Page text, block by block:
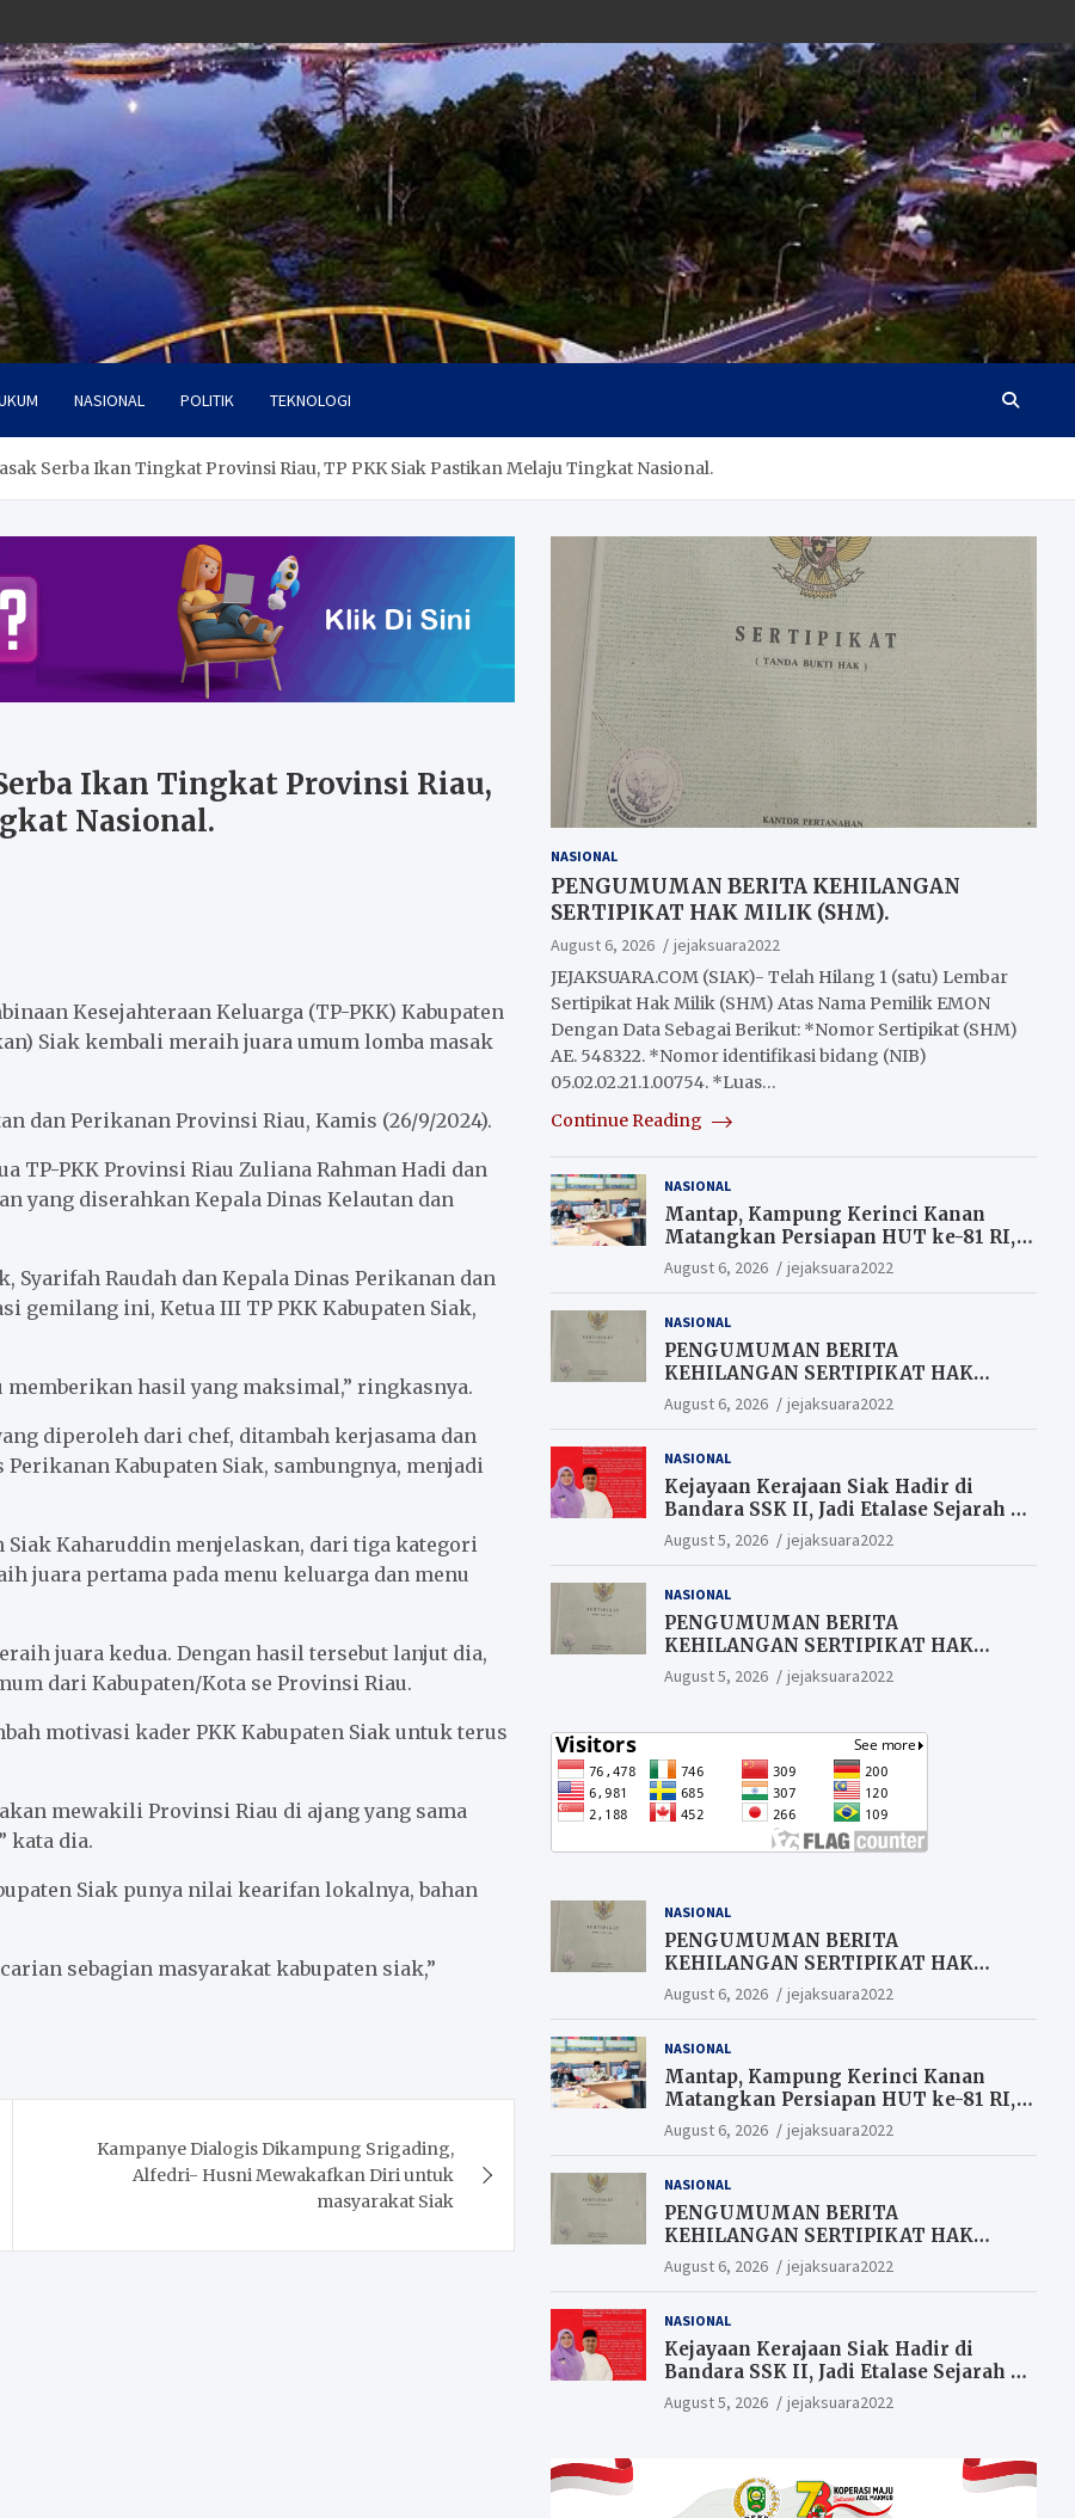
NASIONAL POLITIK TEKNOLOGI
Serba Ikan Tingkat Provinsi Riau, TP PKK Siak Pastikan Melaju Tingkat Nasional.
Ikan Tingkat Provinsi Riau,
Nasional.
Kesejahteraan Keluarga (TP-PKK) Kabupaten
Siak kembali meraih juara umum lomba masak
dan Perikanan Provinsi Riau, Kamis (26/9/2024).
TP-PKK Provinsi Riau Zuliana Rahman Hadi dan
yang diserahkan Kepala Dinas Kelautan dan
Syarifah Raudah dan Kepala Dinas Perikanan dan
gemilang ini, Ketua III TP PKK Kabupaten Siak,
hasil yang maksimal,” ringkasnya.
diperoleh dari chef, ditambah kerjasama dan
Kabupaten Siak, sambungnya, menjadi
Siak Kaharuddin menjelaskan, dari tiga kategori
juara pertama pada menu keluarga dan menu
juara kedua. Dengan hasil tersebut lanjut dia,
dari Kabupaten/Kota se Provinsi Riau.
motivasi kader PKK Kabupaten Siak untuk terus
mewakili Provinsi Riau di ajang yang sama
kata dia.
Siak punya nilai kearifan lokalnya, bahan
sebagian masyarakat kabupaten siak,”
Kampanye Dialogis Dikampung Srigading,
Alfedri- Husni Mewakafkan Diri untuk
masyarakat Siak
NASIONAL
PENGUMUMAN BERITA KEHILANGAN
SERTIPIKAT HAK MILIK (SHM).
August 6, 2026
jejaksuara2022
JEJAKSUARA.COM (SIAK)- Telah Hilang 1 (satu) Lembar
Sertipikat Hak Milik (SHM) Atas Nama Pemilik EMON
Dengan Data Sebagai Berikut: *Nomor Sertipikat (SHM)
AE. 548322. *Nomor identifikasi bidang (NIB)
05.02.02.21.1.00754. *Luas…
Continue Reading
NASIONAL
Mantap, Kampung Kerinci Kanan
Matangkan Persiapan HUT ke-81 RI,
Warga yang ikut Upacara
Berkesempatan Raih Hadiah
August 6, 2026 jejaksuara2022
NASIONAL
PENGUMUMAN BERITA
KEHILANGAN SERTIPIKAT HAK
MILIK (SHM).
August 6, 2026 jejaksuara2022
NASIONAL
Kejayaan Kerajaan Siak Hadir di
Bandara SSK II, Jadi Etalase Sejarah di
Gerbang Riau
August 5, 2026 jejaksuara2022
NASIONAL
PENGUMUMAN BERITA
KEHILANGAN SERTIPIKAT HAK
MILIK (SHM).
August 5, 2026 jejaksuara2022
NASIONAL
PENGUMUMAN BERITA
KEHILANGAN SERTIPIKAT HAK
MILIK (SHM).
August 6, 2026 jejaksuara2022
NASIONAL
Mantap, Kampung Kerinci Kanan
Matangkan Persiapan HUT ke-81 RI,
Warga yang ikut Upacara
Berkesempatan Raih Hadiah
August 6, 2026 jejaksuara2022
NASIONAL
PENGUMUMAN BERITA
KEHILANGAN SERTIPIKAT HAK
MILIK (SHM).
August 6, 2026 jejaksuara2022
NASIONAL
Kejayaan Kerajaan Siak Hadir di
Bandara SSK II, Jadi Etalase Sejarah di
Gerbang Riau
August 5, 2026 jejaksuara2022